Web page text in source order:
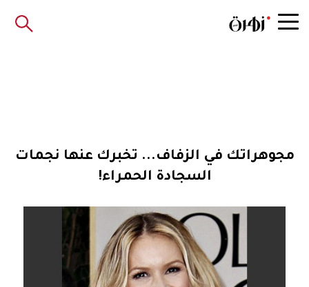
مجوهراتك في الزفاف... تخبرك عنها نجمات
السجادة الحمراء!